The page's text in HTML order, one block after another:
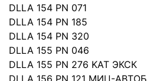
DLLA 154 PN 071
DLLA 154 PN 185
DLLA 154 PN 320
DLLA 155 PN 046
DLLA 155 PN 276 KAT ЭКСК
DLLA 156 PN 121 MИЦ-АВТОБ